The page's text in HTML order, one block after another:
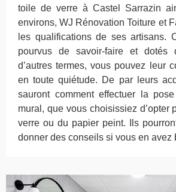
toile de verre à Castel Sarrazin
environs, WJ Rénovation Toiture et
les qualifications de ses artisans.
pourvus de savoir-faire et dotés
d’autres termes, vous pouvez leur
en toute quiétude. De par leurs
sauront comment effectuer la pose
mural, que vous choisissiez d’opter
verre ou du papier peint. Ils
donner des conseils si vous en avez